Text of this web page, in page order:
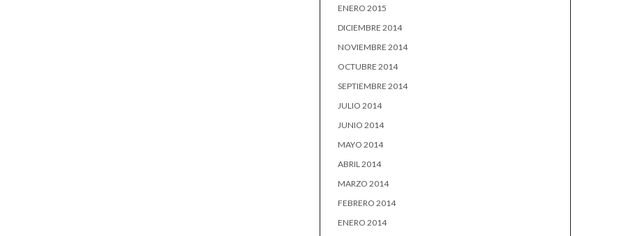
ENERO 2015
DICIEMBRE 2014
NOVIEMBRE 2014
OCTUBRE 2014
SEPTIEMBRE 2014
JULIO 2014
JUNIO 2014
MAYO 2014
ABRIL 2014
MARZO 2014
FEBRERO 2014
ENERO 2014